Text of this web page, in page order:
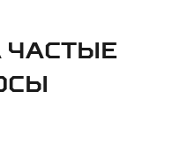
ЧАСТЫЕ